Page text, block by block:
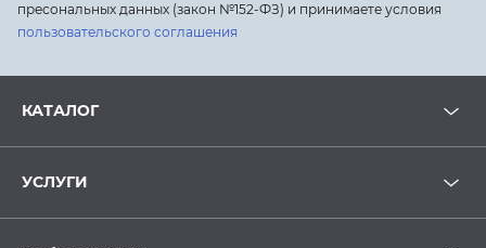
пресональных данных (закон №152-ФЗ) и принимаете условия
пользовательского соглашения
КАТАЛОГ
УСЛУГИ